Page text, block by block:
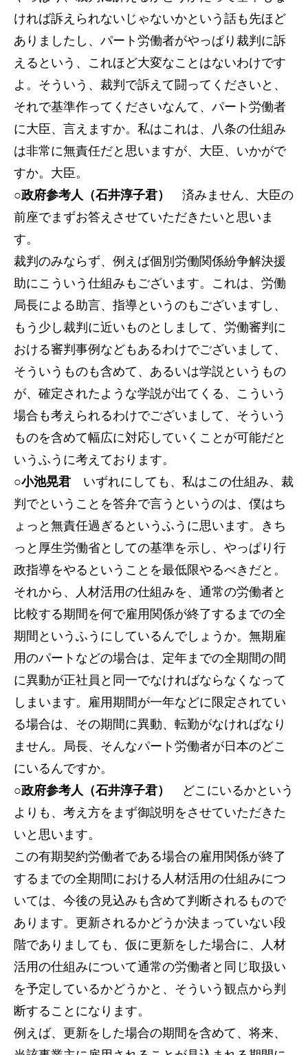
ければ訴えられないじゃないかという話も先ほど
ありましたし、パート労働者がやっぱり裁判に訴
えるという、これほど大変なことはないわけです
よ。そういう、裁判で訴えて闘ってくださいと、
それで基準作ってくださいなんて、パート労働者
に大臣、言えますか。私はこれは、八条の仕組み
は非常に無責任だと思いますが、大臣、いかがで
すか。大臣。
○政府参考人（石井淳子君）
済みません、大臣の
前座でまずお答えさせていただきたいと思いま
す。
裁判のみならず、例えば個別労働関係紛争解決援
助にこういう仕組みもございます。これは、労働
局長による助言、指導というのもございますし、
もう少し裁判に近いものとしまして、労働審判に
おける審判事例などもあるわけでございまして、
そういうものも含めて、あるいは学説というもの
が、確定されたような学説が出てくる、こういう
場合も考えられるわけでございまして、そういう
ものを含めて幅広に対応していくことが可能だと
いうふうに考えております。
○小池晃君 いずれにしても、私はこの仕組み、裁
判でということを答弁で言うというのは、僕はち
ょっと無責任過ぎるというふうに思います。きち
っと厚生労働省としての基準を示し、やっぱり行
政指導をやるということを最低限やるべきだと。
それから、人材活用の仕組みを、通常の労働者と
比較する期間を何で雇用関係が終了するまでの全
期間というふうにしているんでしょうか。無期雇
用のパートなどの場合は、定年までの全期間の間
に異動が正社員と同一でなければならなくなって
しまいます。雇用期間が一年などに限定されてい
る場合は、その期間に異動、転勤がなければなり
ません。局長、そんなパート労働者が日本のどこ
にいるんですか。
○政府参考人（石井淳子君）
どこにいるかという
よりも、考え方をまず御説明をさせていただきた
いと思います。
この有期契約労働者である場合の雇用関係が終了
するまでの全期間における人材活用の仕組みにつ
いては、今後の見込みも含めて判断されるもので
あります。更新されるかどうか決まっていない段
階でありましても、仮に更新をした場合に、人材
活用の仕組みについて通常の労働者と同じ取扱い
を予定しているかどうかと、そういう観点から判
断することになります。
例えば、更新をした場合の期間を含めて、将来、